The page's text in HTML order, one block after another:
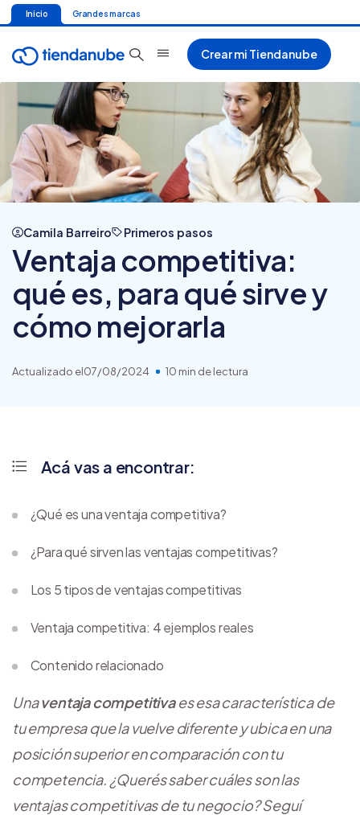
Inicio Grandes marcas
Crear mi Tiendanube
Camila Barreiro Primeros pasos
Ventaja competitiva:
qué es, para qué sirve y
cómo mejorarla
Actualizado el07/08/2024 10 min de lectura
Unaventaja competitivaes esa característica de
tu empresa que la vuelve diferente y ubica en una
posición superior en comparación con tu
competencia. ¿Querés saber cuáles son las
ventajas competitivas de tu negocio? Seguí
Acá vas a encontrar:
¿Qué es una ventaja competitiva?
¿Para qué sirven las ventajas competitivas?
Los 5 tipos de ventajas competitivas
Ventaja competitiva: 4 ejemplos reales
Contenido relacionado